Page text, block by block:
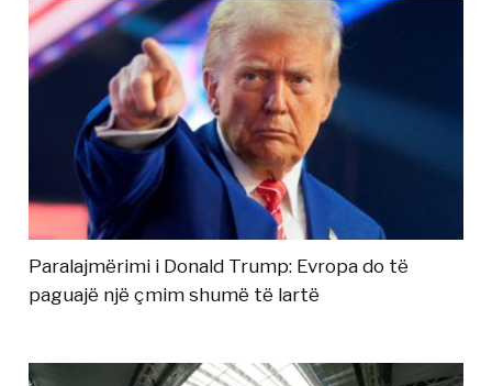
Paralajmërimi i Donald Trump: Evropa do të
paguajë një çmim shumë të lartë